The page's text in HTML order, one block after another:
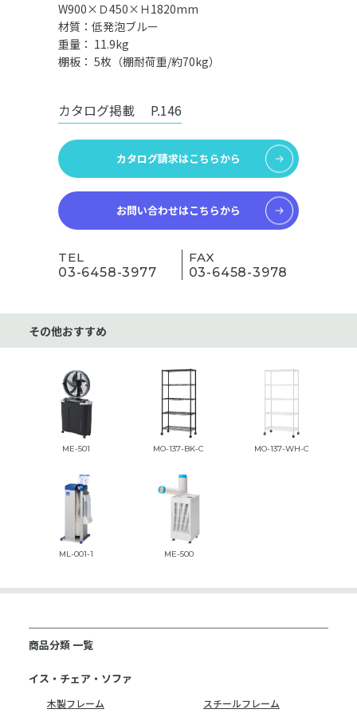
W900×Ｄ450×Ｈ1820mm
材質：低発泡ブルー
重量： 11.9kg
棚板： 5枚（棚耐荷重/約70kg）
カタログ掲載 P.146
カタログ請求はこちらから
お問い合わせはこちらから
TEL
03-6458-3977
FAX
03-6458-3978
その他おすすめ
ME-501 MO-137-BK-C MO-137-WH-C
ML-001-1 ME-500
商品分類 一覧
イス・チェア・ソファ
木製フレーム
スチールフレーム